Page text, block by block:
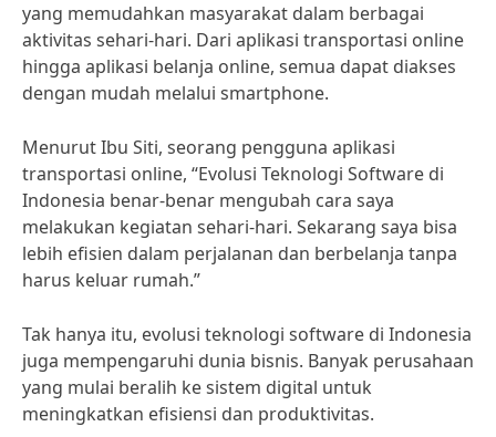
yang memudahkan masyarakat dalam berbagai
aktivitas sehari-hari. Dari aplikasi transportasi online
hingga aplikasi belanja online, semua dapat diakses
dengan mudah melalui smartphone.
Menurut Ibu Siti, seorang pengguna aplikasi
transportasi online, “Evolusi Teknologi Software di
Indonesia benar-benar mengubah cara saya
melakukan kegiatan sehari-hari. Sekarang saya bisa
lebih efisien dalam perjalanan dan berbelanja tanpa
harus keluar rumah.”
Tak hanya itu, evolusi teknologi software di Indonesia
juga mempengaruhi dunia bisnis. Banyak perusahaan
yang mulai beralih ke sistem digital untuk
meningkatkan efisiensi dan produktivitas.